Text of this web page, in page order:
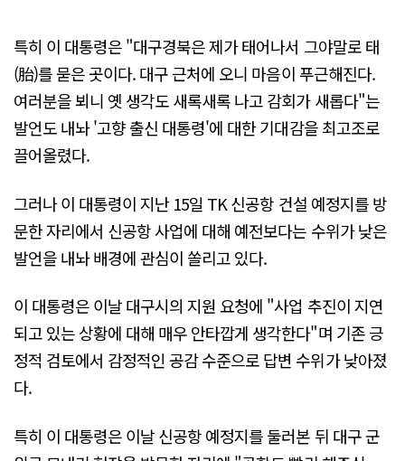
특히 이 대통령은 "대구경북은 제가 태어나서 그야말로 태
(胎)를 묻은 곳이다. 대구 근처에 오니 마음이 푸근해진다.
여러분을 뵈니 옛 생각도 새록새록 나고 감회가 새롭다"는
발언도 내놔 '고향 출신 대통령'에 대한 기대감을 최고조로
끌어올렸다.
그러나 이 대통령이 지난 15일 TK 신공항 건설 예정지를 방
문한 자리에서 신공항 사업에 대해 예전보다는 수위가 낮은
발언을 내놔 배경에 관심이 쏠리고 있다.
이 대통령은 이날 대구시의 지원 요청에 "사업 추진이 지연
되고 있는 상황에 대해 매우 안타깝게 생각한다"며 기존 긍
정적 검토에서 감정적인 공감 수준으로 답변 수위가 낮아졌
다.
특히 이 대통령은 이날 신공항 예정지를 둘러본 뒤 대구 군